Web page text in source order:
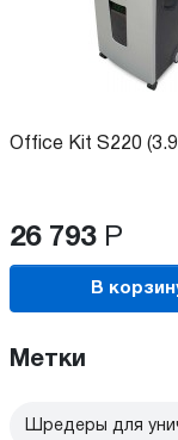
Office Kit S220
26 793 Р
В
Метки
Шредеры для